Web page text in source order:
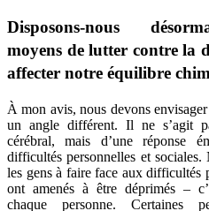
Disposons-nous
moyens de lutter contre la
affecter notre équilibre
À mon avis, nous devons
un angle différent. Il ne s’agit
cérébral, mais d’une réponse
difficultés personnelles et sociales.
les gens à faire face aux difficultés
ont amenés à être déprimés –
chaque personne. Certaines